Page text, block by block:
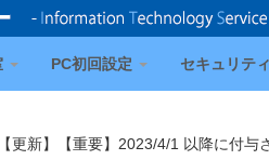
PC初回設定 セキュリティ
【更新】【重要】2023/4/1 以降に付